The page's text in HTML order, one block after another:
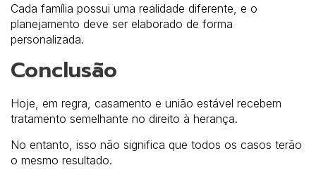
Cada família possui uma realidade diferente, e o
planejamento deve ser elaborado de forma
personalizada.
Conclusão
Hoje, em regra, casamento e união estável recebem
tratamento semelhante no direito à herança.
No entanto, isso não significa que todos os casos terão
o mesmo resultado.